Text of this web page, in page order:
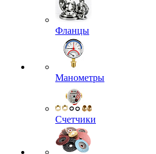
Фланцы
Манометры
Счетчики